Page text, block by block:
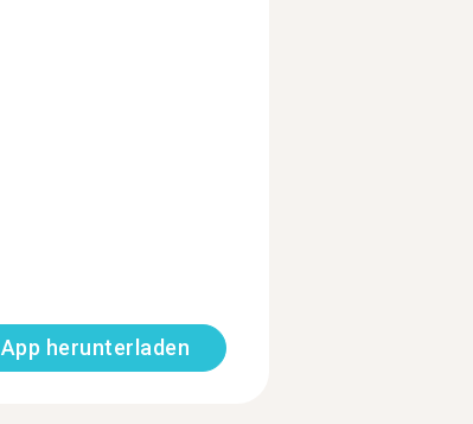
App herunterladen